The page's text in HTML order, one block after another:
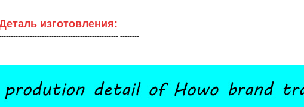
изготовления:
--------